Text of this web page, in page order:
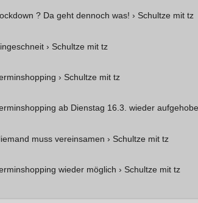
? Da geht dennoch was! › Schultze mit tz
› Schultze mit tz
› Schultze mit tz
ab Dienstag 16.3. wieder
muss vereinsamen › Schultze mit tz
wieder möglich › Schultze mit tz